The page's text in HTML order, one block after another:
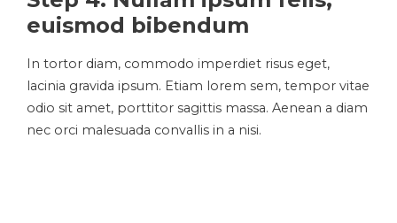
euismod bibendum
In tortor diam, commodo imperdiet risus eget,
lacinia gravida ipsum. Etiam lorem sem, tempor vitae
odio sit amet, porttitor sagittis massa. Aenean a diam
nec orci malesuada convallis in a nisi.